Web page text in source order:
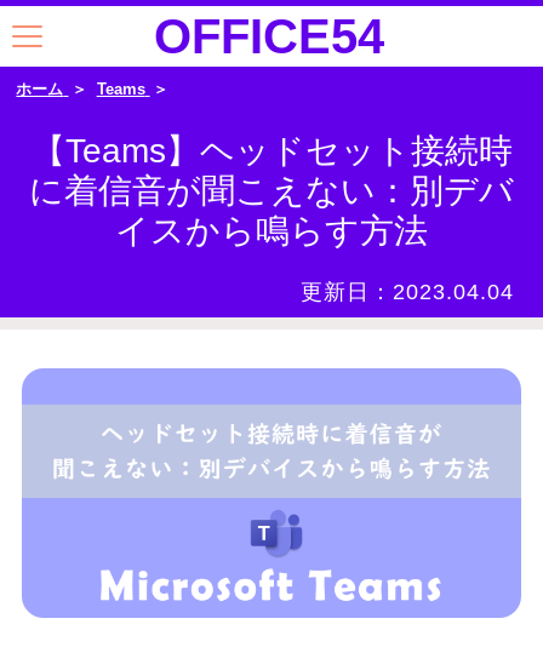
OFFICE54
ホーム Teams
【Teams】ヘッドセット接続時
に着信音が聞こえない：別デバ
イスから鳴らす方法
更新日： 2023.04.04